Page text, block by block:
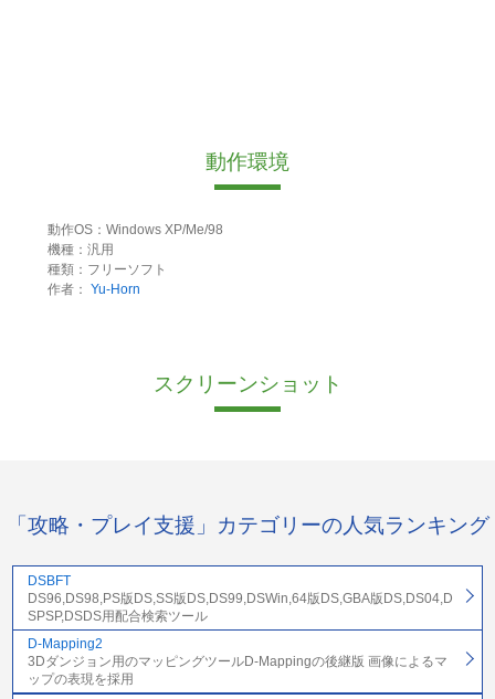
動作環境
動作OS：Windows XP/Me/98
機種：汎用
種類：フリーソフト
作者： Yu-Horn
スクリーンショット
「攻略・プレイ支援」カテゴリーの人気ランキング
DSBFT
DS96,DS98,PS版DS,SS版DS,DS99,DSWin,64版DS,GBA版DS,DS04,D
SPSP,DSDS用配合検索ツール
D-Mapping2
3Dダンジョン用のマッピングツールD-Mappingの後継版 画像によるマ
ップの表現を採用